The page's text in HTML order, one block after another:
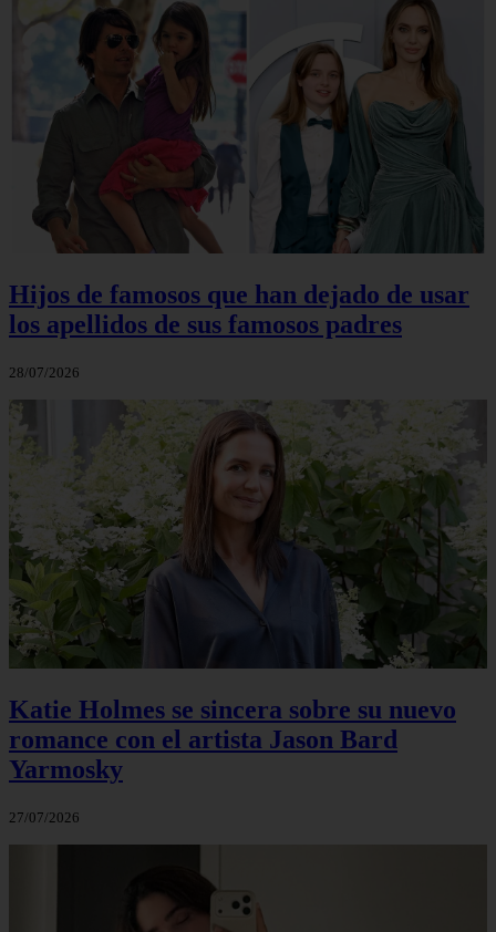
Hijos de famosos que han dejado de usar
los apellidos de sus famosos padres
28/07/2026
Katie Holmes se sincera sobre su nuevo
romance con el artista Jason Bard
Yarmosky
27/07/2026